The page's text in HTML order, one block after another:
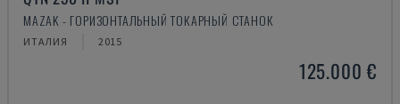
MAZAK - ГОРИЗОНТАЛЬНЫЙ ТОКАРНЫЙ СТАНОК
ИТАЛИЯ 2015
125.000 €